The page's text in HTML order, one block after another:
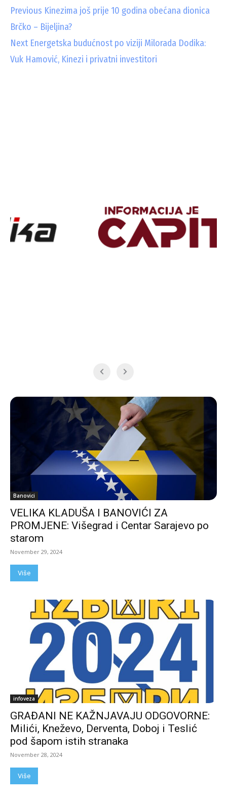
C
o
n
d
i
Previous Kinezima još prije 10 godina obećana dionica
Brčko – Bijeljina?
NextEnergetska budućnost po viziji Milorada Dodika:
Vuk Hamović, Kinezi i privatni investitori
Banovici
VELIKA KLADUŠA I BANOVIĆI ZA
PROMJENE: Višegrad i Centar Sarajevo po
starom
November 29, 2024
Više
infoveza
GRAĐANI NE KAŽNJAVAJU ODGOVORNE:
Milići, Kneževo, Derventa, Doboj i Teslić
pod šapom istih stranaka
November 28, 2024
Više